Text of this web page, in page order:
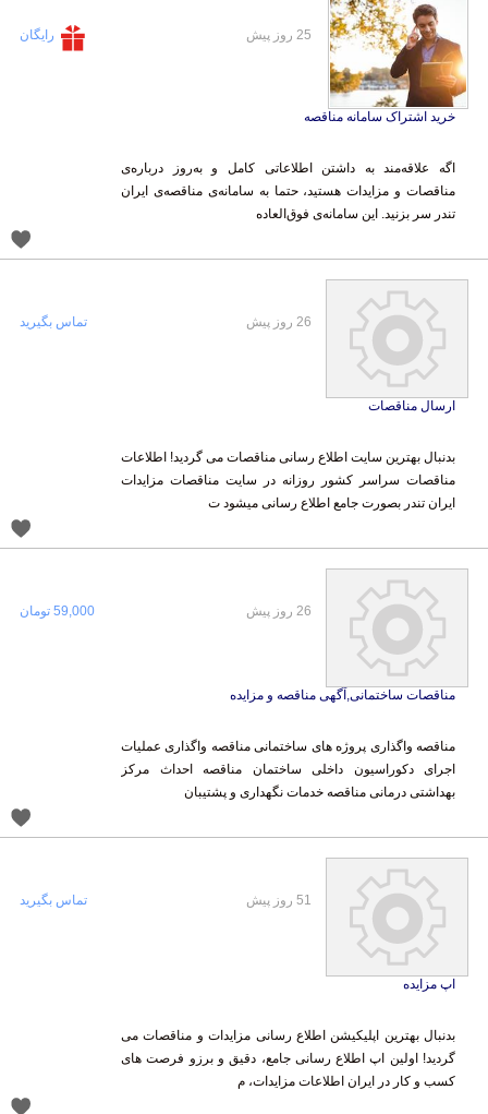
خرید اشتراک سامانه مناقصه
اگه علاقه‌مند به داشتن اطلاعاتی کامل و به‌روز درباره‌ی
مناقصات و مزایدات هستید، حتما به سامانه‌ی مناقصه‌ی ایران
تندر سر بزنید. این سامانه‌ی فوق‌العاده
25 روز پیش رایگان
ارسال مناقصات
بدنبال بهترین سایت اطلاع رسانی مناقصات می گردید! اطلاعات
مناقصات سراسر کشور روزانه در سایت مناقصات مزایدات
ایران تندر بصورت جامع اطلاع رسانی میشود ت
26 روز پیش تماس بگیرید
مناقصات ساختمانی,آگهی مناقصه و مزایده
مناقصه واگذاری پروژه های ساختمانی مناقصه واگذاری عملیات
اجرای دکوراسیون داخلی ساختمان مناقصه احداث مرکز
بهداشتی درمانی مناقصه خدمات نگهداری و پشتیبان
26 روز پیش 59,000 تومان
اپ مزایده
بدنبال بهترین اپلیکیشن اطلاع رسانی مزایدات و مناقصات می
گردید! اولین اپ اطلاع رسانی جامع، دقیق و برزو فرصت های
کسب و کار در ایران اطلاعات مزایدات، م
51 روز پیش تماس بگیرید